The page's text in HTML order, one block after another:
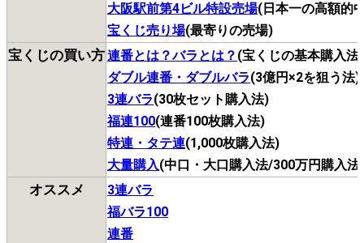
大阪駅前第4ビル特設売場(日本一の高額的
宝くじ売り場(最寄りの売場)
宝くじの買い方連番とは？バラとは？ (宝くじの基本購入法)
ダブル連番・ダブルバラ(3億円×2を狙う法)
3連バラ(30枚セット購入法)
福連100(連番100枚購入法)
特連・タテ連(1,000枚購入法)
大量購入(中口・大口購入法/300万円購入法
オススメ
3連バラ
福バラ100
連番